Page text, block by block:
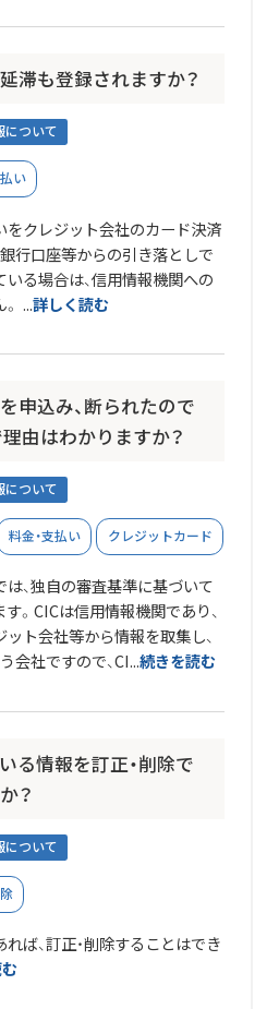
滞も登録されますか？
について
い
をクレジット会社のカード決済
行口座等からの引き落としで
る場合は、信用情報機関への
...詳しく読む
申込み、断られたので
理由はわかりますか？
について
料金・支払い クレジットカード
、独自の審査基準に基づいて
。CICは信用情報機関であり、
ト会社等から情報を取集し、
会社ですので、CI...続きを読む
る情報を訂正・削除で
？
について
ば、訂正・削除することはでき